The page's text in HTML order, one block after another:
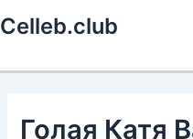
кCelleb.club
Голая Катя